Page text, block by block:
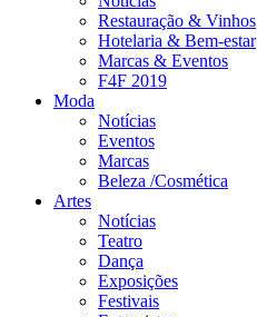
Restauração & Vinhos
Hotelaria & Bem-estar
Marcas & Eventos
F4F 2019
Moda
Notícias
Eventos
Marcas
Beleza /Cosmética
Artes
Notícias
Teatro
Dança
Exposições
Festivais